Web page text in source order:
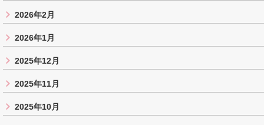
2026年2月
2026年1月
2025年12月
2025年11月
2025年10月